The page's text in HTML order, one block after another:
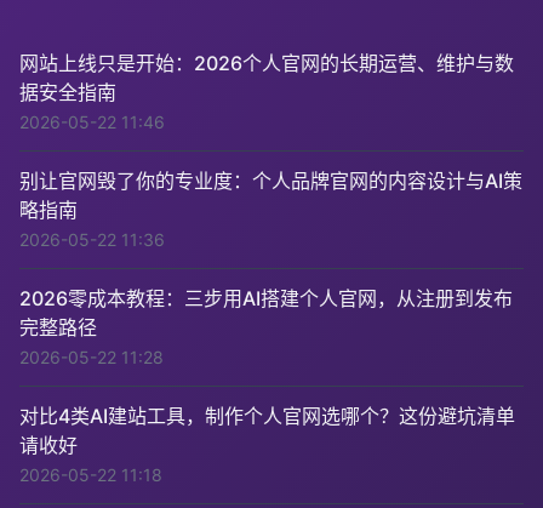
网站上线只是开始：2026个人官网的长期运营、维护与数
据安全指南
2026-05-22 11:46
别让官网毁了你的专业度：个人品牌官网的内容设计与AI策
略指南
2026-05-22 11:36
2026零成本教程：三步用AI搭建个人官网，从注册到发布
完整路径
2026-05-22 11:28
对比4类AI建站工具，制作个人官网选哪个？这份避坑清单
请收好
2026-05-22 11:18